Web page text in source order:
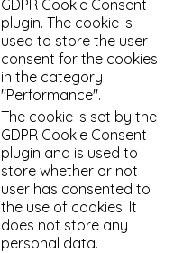
GDPR Cookie Consent
plugin. The cookie is
used to store the user
consent for the cookies
in the category
"Performance".
The cookie is set by the
GDPR Cookie Consent
plugin and is used to
store whether or not
user has consented to
the use of cookies. It
does not store any
personal data.